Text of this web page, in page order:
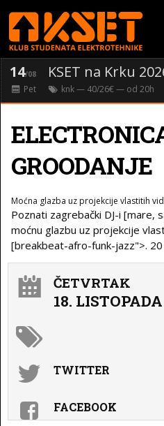
14/08 KSET na Krku
Pet knk— 40/26€ — od 20h
GROODANJE
Moćna glazba uz projekcije vlastitih
Poznati zagrebački DJ-i [mare,
moćnu glazbu uz projekcije
[breakbeat-afro-funk-jazz">. 20
ČETVRTAK
18. LISTOPADA
TWITTER
FACEBOOK